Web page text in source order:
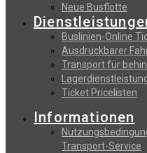
Neue Busflotte
Buslinien-Online
Αusdruckbarer
Transport für
Ticket Pricelisten
Informationen
Transport-Service